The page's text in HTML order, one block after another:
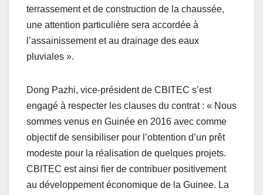
terrassement et de construction de la chaussée,
une attention particulière sera accordée à
l’assainissement et au drainage des eaux
pluviales ».
Dong Pazhi, vice-président de CBITEC s’est
engagé à respecter les clauses du contrat : « Nous
sommes venus en Guinée en 2016 avec comme
objectif de sensibiliser pour l’obtention d’un prêt
modeste pour la réalisation de quelques projets.
CBITEC est ainsi fier de contribuer positivement
au développement économique de la Guinee. La